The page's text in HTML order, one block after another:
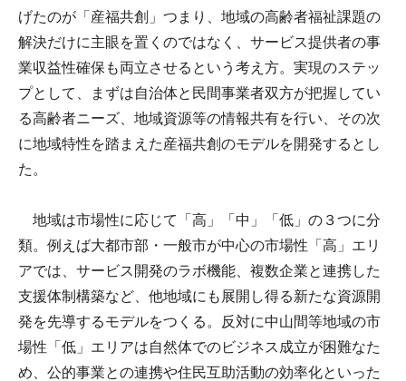
げたのが「産福共創」つまり、地域の高齢者福祉課題の
解決だけに主眼を置くのではなく、サービス提供者の事
業収益性確保も両立させるという考え方。実現のステッ
プとして、まずは自治体と民間事業者双方が把握してい
る高齢者ニーズ、地域資源等の情報共有を行い、その次
に地域特性を踏まえた産福共創のモデルを開発するとし
た。
地域は市場性に応じて「高」「中」「低」の３つに分
類。例えば大都市部・一般市が中心の市場性「高」エリ
アでは、サービス開発のラボ機能、複数企業と連携した
支援体制構築など、他地域にも展開し得る新たな資源開
発を先導するモデルをつくる。反対に中山間等地域の市
場性「低」エリアは自然体でのビジネス成立が困難なた
め、公的事業との連携や住民互助活動の効率化といった